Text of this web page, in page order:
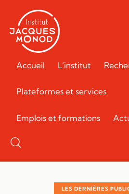
Accueil L’institut
Plateformes et services
Emplois et formations
LES DERNIÈRES